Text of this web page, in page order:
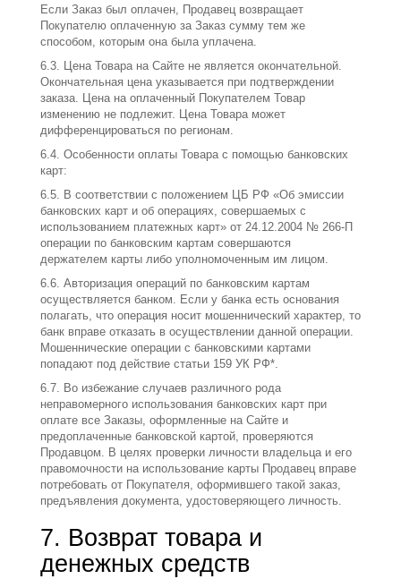
Если Заказ был оплачен, Продавец возвращает
Покупателю оплаченную за Заказ сумму тем же
способом, которым она была уплачена.
6.3. Цена Товара на Сайте не является окончательной.
Окончательная цена указывается при подтверждении
заказа. Цена на оплаченный Покупателем Товар
изменению не подлежит. Цена Товара может
дифференцироваться по регионам.
6.4. Особенности оплаты Товара с помощью банковских
карт:
6.5. В соответствии с положением ЦБ РФ «Об эмиссии
банковских карт и об операциях, совершаемых с
использованием платежных карт» от 24.12.2004 № 266-П
операции по банковским картам совершаются
держателем карты либо уполномоченным им лицом.
6.6. Авторизация операций по банковским картам
осуществляется банком. Если у банка есть основания
полагать, что операция носит мошеннический характер, то
банк вправе отказать в осуществлении данной операции.
Мошеннические операции с банковскими картами
попадают под действие статьи 159 УК РФ*.
6.7. Во избежание случаев различного рода
неправомерного использования банковских карт при
оплате все Заказы, оформленные на Сайте и
предоплаченные банковской картой, проверяются
Продавцом. В целях проверки личности владельца и его
правомочности на использование карты Продавец вправе
потребовать от Покупателя, оформившего такой заказ,
предъявления документа, удостоверяющего личность.
7. Возврат товара и
денежных средств